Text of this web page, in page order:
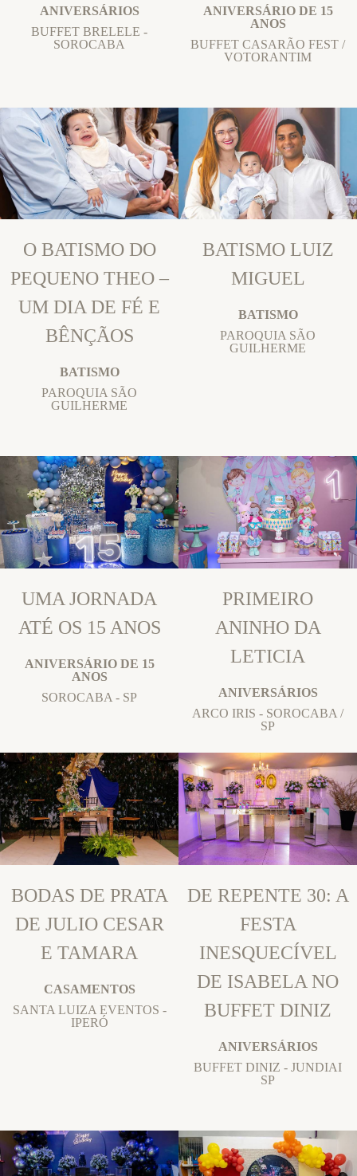
ANIVERSÁRIOS
BUFFET BRELELE -
SOROCABA
ANIVERSÁRIO DE 15
ANOS
BUFFET CASARÃO FEST /
VOTORANTIM
O BATISMO DO
PEQUENO THEO –
UM DIA DE FÉ E
BÊNÇÃOS
BATISMO
PAROQUIA SÃO
GUILHERME
BATISMO LUIZ
MIGUEL
BATISMO
PAROQUIA SÃO
GUILHERME
UMA JORNADA
ATÉ OS 15 ANOS
ANIVERSÁRIO DE 15
ANOS
SOROCABA - SP
PRIMEIRO
ANINHO DA
LETICIA
ANIVERSÁRIOS
ARCO IRIS - SOROCABA /
SP
BODAS DE PRATA
DE JULIO CESAR
E TAMARA
CASAMENTOS
SANTA LUIZA EVENTOS -
IPERÓ
DE REPENTE 30: A
FESTA
INESQUECÍVEL
DE ISABELA NO
BUFFET DINIZ
ANIVERSÁRIOS
BUFFET DINIZ - JUNDIAI
SP